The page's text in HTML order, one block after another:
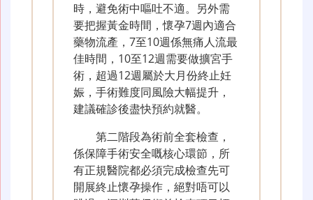
時，避免術中嘔吐不適。另外需
要把握黃金時間，懷孕7週內適合
藥物流產，7至10週係無痛人流最
佳時間，10至12週需要做擴宮手
術，超過12週屬於大月份終止妊
娠，手術難度同風險大幅提升，
建議確診後盡快預約就醫。
第二階段為術前全套檢查，
係保障手術安全嘅核心環節，所
有正規醫院都必須完成檢查先可
開展終止懷孕操作，絕對唔可以